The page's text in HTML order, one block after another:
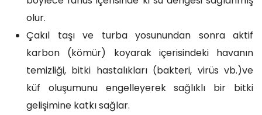
olur.
Çakıl taşı ve turba yosunundan sonra aktif
karbon (kömür) koyarak içerisindeki havanın
temizliği, bitki hastalıkları (bakteri, virüs vb.)ve
küf oluşumunu engelleyerek sağlıklı bir bitki
gelişimine katkı sağlar.